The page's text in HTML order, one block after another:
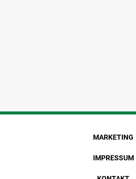
MARKETING
IMPRESSUM